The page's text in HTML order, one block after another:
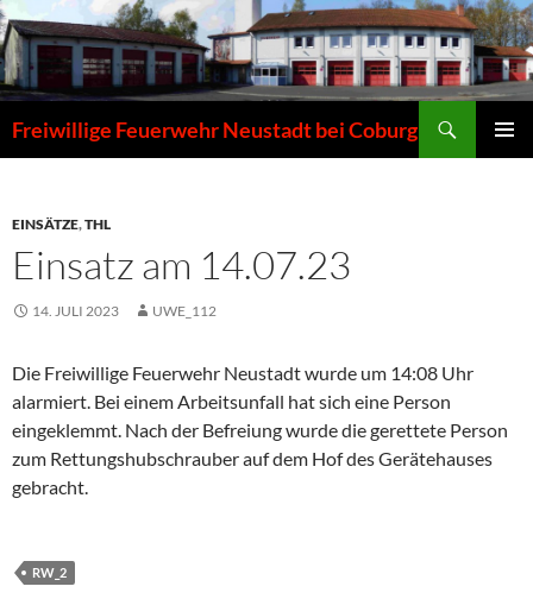
Zum
Inhalt
springen
Freiwillige Feuerwehr Neustadt bei Coburg
EINSÄTZE,THL
Einsatz am 14.07.23
14. JULI 2023 UWE_112
Die Freiwillige Feuerwehr Neustadt wurde um 14:08 Uhr
alarmiert. Bei einem Arbeitsunfall hat sich eine Person
eingeklemmt. Nach der Befreiung wurde die gerettete Person
zum Rettungshubschrauber auf dem Hof des Gerätehauses
gebracht.
RW_2